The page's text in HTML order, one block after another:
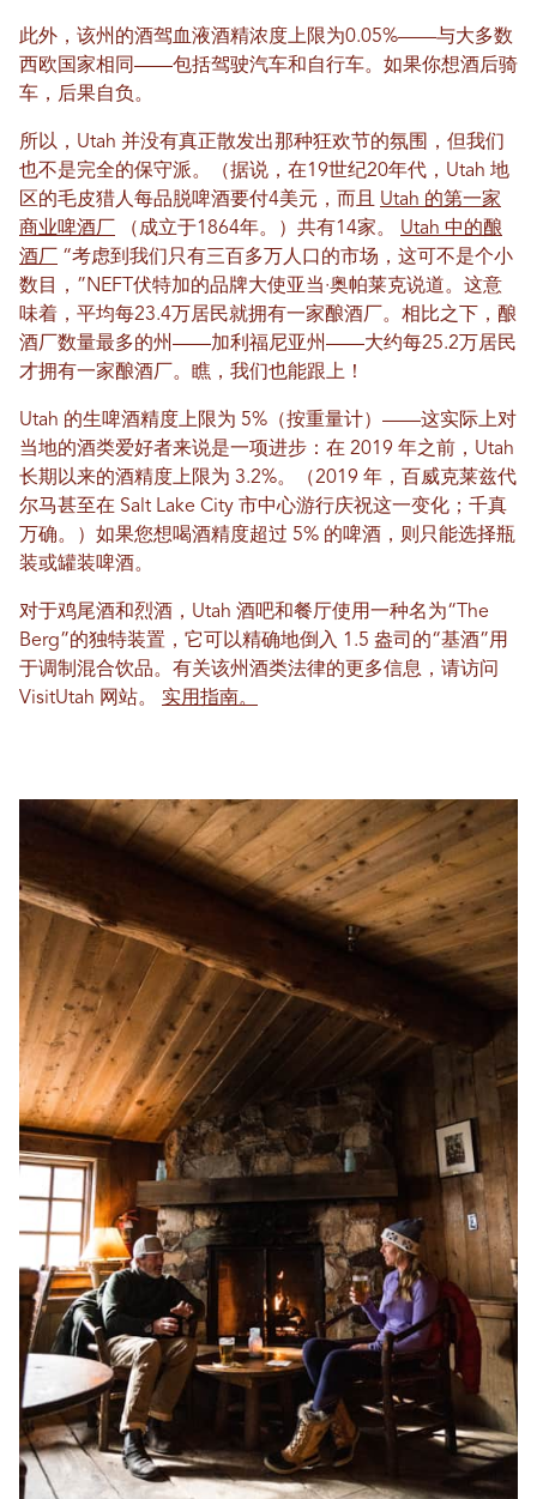
此外，该州的酒驾血液酒精浓度上限为0.05%——与大多数
西欧国家相同——包括驾驶汽车和自行车。如果你想酒后骑
车，后果自负。
所以，Utah 并没有真正散发出那种狂欢节的氛围，但我们
也不是完全的保守派。（据说，在19世纪20年代，Utah 地
区的毛皮猎人每品脱啤酒要付4美元，而且 Utah 的第一家
商业啤酒厂
（成立于1864年。）共有14家。 Utah 中的酿
酒厂
“考虑到我们只有三百多万人口的市场，这可不是个小
数目，”NEFT伏特加的品牌大使亚当·奥帕莱克说道。这意
味着，平均每23.4万居民就拥有一家酿酒厂。相比之下，酿
酒厂数量最多的州——加利福尼亚州——大约每25.2万居民
才拥有一家酿酒厂。瞧，我们也能跟上！
Utah 的生啤酒精度上限为 5%（按重量计）——这实际上对
当地的酒类爱好者来说是一项进步：在 2019 年之前，Utah
长期以来的酒精度上限为 3.2%。（2019 年，百威克莱兹代
尔马甚至在 Salt Lake City 市中心游行庆祝这一变化；千真
万确。）如果您想喝酒精度超过 5% 的啤酒，则只能选择瓶
装或罐装啤酒。
对于鸡尾酒和烈酒，Utah 酒吧和餐厅使用一种名为“The
Berg”的独特装置，它可以精确地倒入 1.5 盎司的“基酒”用
于调制混合饮品。有关该州酒类法律的更多信息，请访问
VisitUtah 网站。 实用指南。